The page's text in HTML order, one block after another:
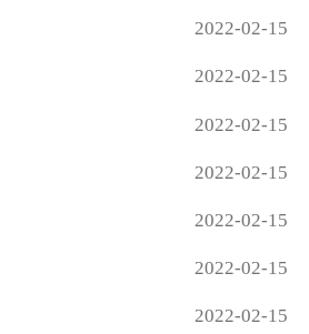
2022-02-15
2022-02-15
2022-02-15
2022-02-15
2022-02-15
2022-02-15
2022-02-15